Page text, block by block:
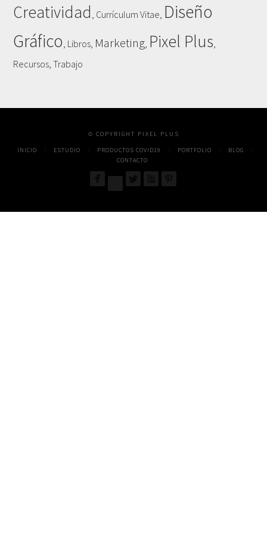
Creatividad, Currículum Vitae, Diseño
Gráfico, Libros, Marketing, Pixel Plus,
Recursos,Trabajo
© COPYRIGHT PIXEL PLUS
INICIO ESTUDIO PRODUCTOS COVID19 PORTFOLIO
BLOG
CONTACTO